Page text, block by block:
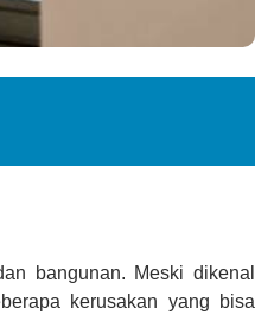
bangunan. Meski dikenal
kerusakan yang bisa